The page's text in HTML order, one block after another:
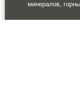
минералов,